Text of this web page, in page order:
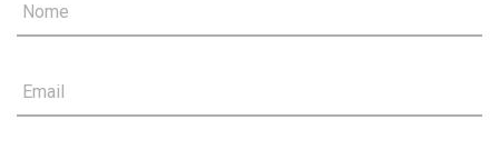
Nome
Email